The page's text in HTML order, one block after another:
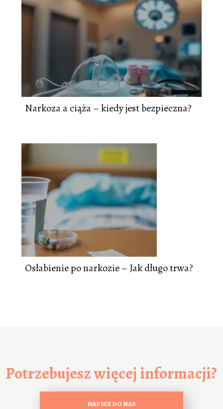
Narkoza a ciąża – kiedy jest bezpieczna?
Osłabienie po narkozie – Jak długo trwa?
Potrzebujesz więcej informacji?
NAPISZ DO NAS